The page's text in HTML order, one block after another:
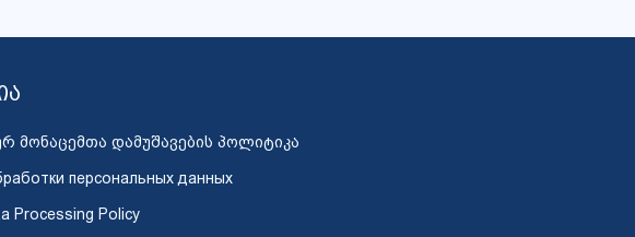
მონაცემთა დამუშავების პოლიტიკა
персональных данных
Processing Policy